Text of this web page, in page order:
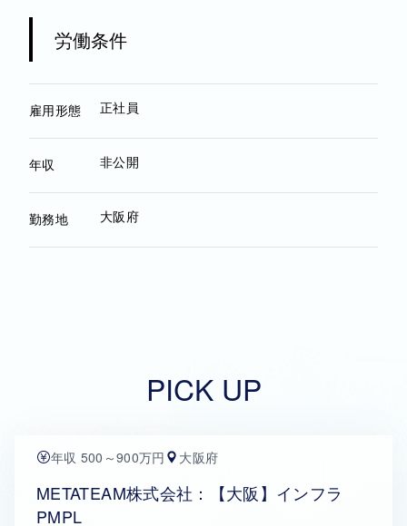
労働条件
雇用形態 正社員
年収 非公開
勤務地 大阪府
PICK UP
年収 500～900万円 大阪府
METATEAM株式会社：【大阪】インフラ
PMPL